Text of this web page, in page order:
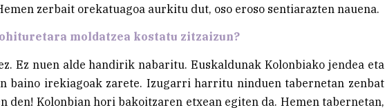
zerbait orekatuagoa aurkitu dut, oso eroso sentiarazten nauena.
moldatzea kostatu zitzaizun?
Ez nuen alde handirik nabaritu. Euskaldunak Kolonbiako jendea eta
baino irekiagoak zarete. Izugarri harritu ninduen tabernetan zenbat
den! Kolonbian hori bakoitzaren etxean egiten da. Hemen tabernetan,